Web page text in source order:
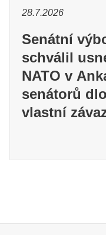
28.7.2026
Senátní
schválil
NATO v
senátorů
vlastní